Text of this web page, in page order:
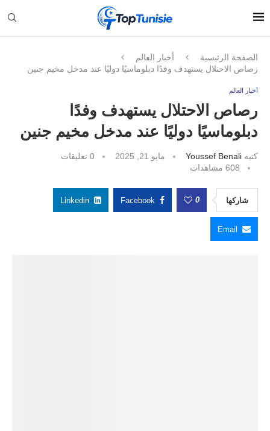
الصفحة الرئيسية
أخبار العالم
رصاص الاحتلال يستهدف وفدًا دبلوماسيًا دوليًا عند مدخل مخيم جنين
أخبار العالم
رصاص الاحتلال يستهدف وفدًا
دبلوماسيًا دوليًا عند مدخل مخيم جنين
كتبه Youssef Benali مايو 21, 2025
0 تعليقات
608 مشاهدات
شاركها 0
Facebook
Linkedin
Email